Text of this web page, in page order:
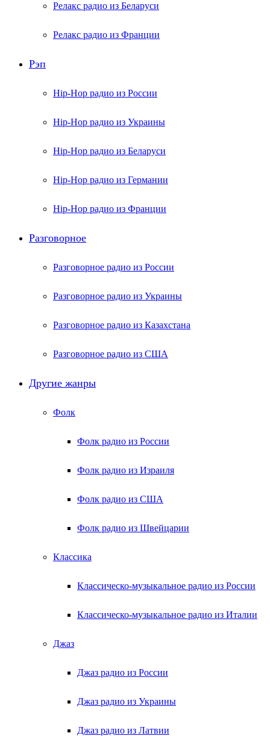
Релакс радио из Беларуси
Релакс радио из Франции
Рэп
Hip-Hop радио из России
Hip-Hop радио из Украины
Hip-Hop радио из Беларуси
Hip-Hop радио из Германии
Hip-Hop радио из Франции
Разговорное
Разговорное радио из России
Разговорное радио из Украины
Разговорное радио из Казахстана
Разговорное радио из США
Другие жанры
Фолк
Фолк радио из России
Фолк радио из Израиля
Фолк радио из США
Фолк радио из Швейцарии
Классика
Классическо-музыкальное радио из России
Классическо-музыкальное радио из Италии
Джаз
Джаз радио из России
Джаз радио из Украины
Джаз радио из Латвии